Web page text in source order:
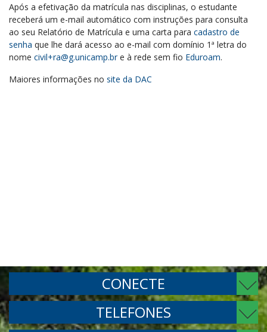
Após a efetivação da matrícula nas disciplinas, o estudante
receberá um e-mail automático com instruções para consulta
ao seu Relatório de Matrícula e uma carta para cadastro de
senha que lhe dará acesso ao e-mail com domínio 1ª letra do
nome civil+ra@g.unicamp.bre à rede sem fio Eduroam.
Maiores informações no site da DAC
CONECTE
TELEFONES